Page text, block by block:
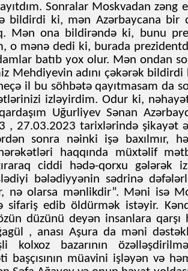
Sonralar Moskvadan zəng
bildirdi ki, mən Azərbaycana bir
Mən ona bildirəndə ki, bunu
o mənə dedi ki, burada
batıb yox olur. Mən ondan
Mehdiyevin adını çəkərək
il bu söhbətə qayıtmasam da
izləyirdim. Odur ki,
Uğurliyev Sənan
, 27.03.2023 tarixlərində şikayət
sonra nəinki işə baxılmır,
haqqında müxtəlif
ciddi hədə-qorxu gələrək
bələdiyyənin sədrinə
nə olarsa mənlikdir”. Məni isə
sifariş edib öldürmək istəyir.
düzünü deyən insanlara
, anası Aşura da məni
kolxoz bazarının
başçısının müavini işləyən və